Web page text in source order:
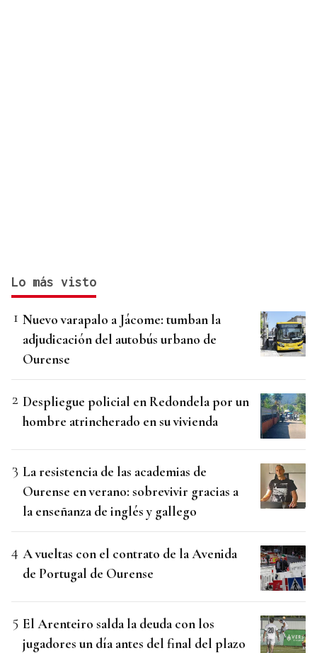
Lo más visto
Nuevo varapalo a Jácome: tumban la
adjudicación del autobús urbano de
Ourense
Despliegue policial en Redondela por un
hombre atrincherado en su vivienda
La resistencia de las academias de
Ourense en verano: sobrevivir gracias a
la enseñanza de inglés y gallego
A vueltas con el contrato de la Avenida
de Portugal de Ourense
El Arenteiro salda la deuda con los
jugadores un día antes del final del plazo